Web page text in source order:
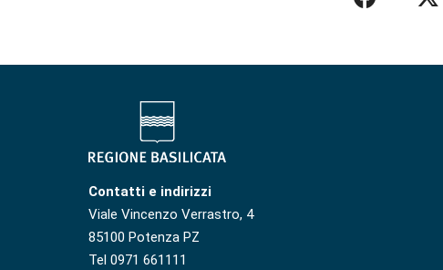
Contatti e indirizzi
Viale Vincenzo Verrastro, 4
85100 Potenza PZ
Tel 0971 661111